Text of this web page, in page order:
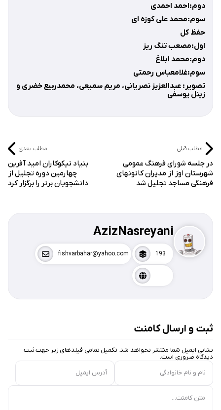
دوم:احمد احمدی
سوم:محمد علی کوزه ای
حفظ کل
اول:مصعب تنگ ریز
دوم:محمد ابلاغ
سوم:غلامعباس رحمتی
تصویر: عبدالعزیز نصریانی، مریم سمیعی، محمدربیع خضری و
زینل یوسفی
مطلب قبلی
در جلسه شورای فرهنگ عمومی
شهرستان اوز از مدیران کانونهای
فرهنگی مساجد تجلیل شد
مطلب بعدی
بنیاد نیکوکاران امید آفرین
چهارمین دوره تجلیل از
دانشجویان برتر را برگزار کرد
AzizNasreyani
193
fishvarbahar@yahoo.com
ثبت و ارسال کامنت
نشانی ایمیل شما منتشر نخواهد شد. تکمیل تمامی فیلد‌های زیر جهت ثبت
دیدگاه ضروری است.
نام و نام خانوادگی
آدرس ایمیل
متن کامنت...